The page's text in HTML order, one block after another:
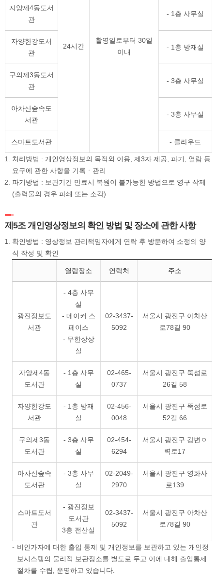
24시간
촬영일로부터 30일
이내
자양제4동도서
관
- 1층 사무실
자양한강도서
관
- 1층 방재실
구의제3동도서
관
- 3층 사무실
아차산숲속도
서관
- 3층 사무실
스마트도서관 - 클라우드
처리방법 : 개인영상정보의 목적외 이용, 제3자 제공, 파기, 열람 등
요구에 관한 사항을 기록ㆍ관리
파기방법 : 보관기간 만료시 복원이 불가능한 방법으로 영구 삭제
(출력물의 경우 파쇄 또는 소각)
제5조 개인영상정보의 확인 방법 및 장소에 관한 사항
확인방법 : 영상정보 관리책임자에게 연락 후 방문하여 소정의 양
식 작성 및 확인
열람장소 연락처 주소
광진정보도
서관
- 4층 사무
실
- 메이커 스
페이스
- 무한상상
실
02-3437-
5092
서울시 광진구 아차산
로78길 90
자양제4동
도서관
- 1층 사무
실
02-465-
0737
서울시 광진구 뚝섬로
26길 58
자양한강도
서관
- 1층 방재
실
02-456-
0048
서울시 광진구 뚝섬로
52길 66
구의제3동
도서관
- 3층 사무
실
02-454-
6294
서울시 광진구 강변ㅇ
력로17
아차산숲속
도서관
- 3층 사무
실
02-2049-
2970
서울시 광진구 영화사
로139
스마트도서
관
- 광진정보
도서관
3층 전산실
02-3437-
5092
서울시 광진구 아차산
로78길 90
비인가자에 대한 출입 통제 및 개인정보를 보관하고 있는 개인정
보시스템의 물리적 보관장소를 별도로 두고 이에 대해 출입통제
절차를 수립, 운영하고 있습니다.